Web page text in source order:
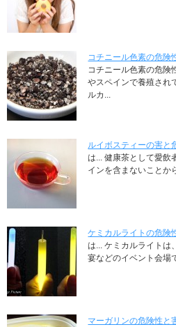
コチニール色素の危険
コチニール色素の危険
やスペインで養殖され
ルカ...
ルイボスティーの害と
は... 健康茶として愛飲
インを含まないことか
ケミカルライトの危険
は... ケミカルライトは
宴などのイベント会場
マーガリンの危険性と